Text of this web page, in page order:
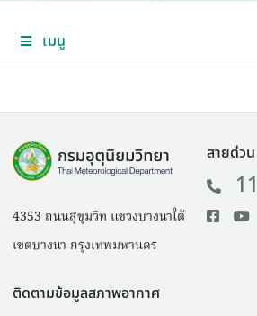
เมนู
4353 ถนนสุขุมวิท แขวงบางนาใต้
เขตบางนา กรุงเทพมหานคร
สายด่ว
ติดตามข้อมูลสภาพอากาศ